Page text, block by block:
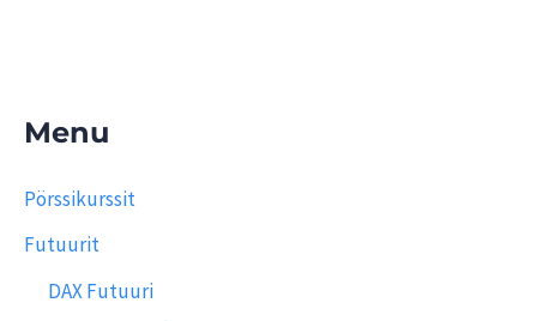
Menu
Pörssikurssit
Futuurit
DAX Futuuri